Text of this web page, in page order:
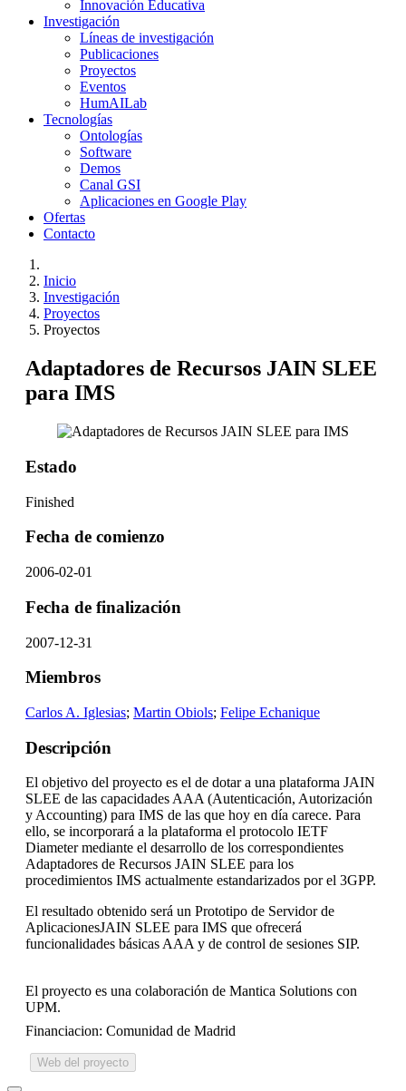
Innovación Educativa
Investigación
Líneas de investigación
Publicaciones
Proyectos
Eventos
HumAILab
Tecnologías
Ontologías
Software
Demos
Canal GSI
Aplicaciones en Google Play
Ofertas
Contacto
Inicio
Investigación
Proyectos
Proyectos
Adaptadores de Recursos JAIN SLEE
para IMS
Estado
Finished
Fecha de comienzo
2006-02-01
Fecha de finalización
2007-12-31
Miembros
Carlos A. Iglesias; Martin Obiols; Felipe Echanique
Descripción
El objetivo del proyecto es el de dotar a una plataforma JAIN
SLEE de las capacidades AAA (Autenticación, Autorización
y Accounting) para IMS de las que hoy en día carece. Para
ello, se incorporará a la plataforma el protocolo IETF
Diameter mediante el desarrollo de los correspondientes
Adaptadores de Recursos JAIN SLEE para los
procedimientos IMS actualmente estandarizados por el 3GPP.
El resultado obtenido será un Prototipo de Servidor de
AplicacionesJAIN SLEE para IMS que ofrecerá
funcionalidades básicas AAA y de control de sesiones SIP.
El proyecto es una colaboración de Mantica Solutions con
UPM.
Financiacion: Comunidad de Madrid
Web del proyecto